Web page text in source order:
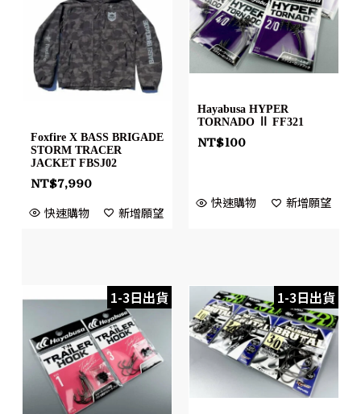
Foxfire X BASS BRIGADE
STORM TRACER
JACKET FBSJ02
NT$7,990
快速購物 新增願望
Hayabusa HYPER
TORNADO Ⅱ FF321
NT$100
快速購物 新增願望
1-3日出貨 1-3日出貨